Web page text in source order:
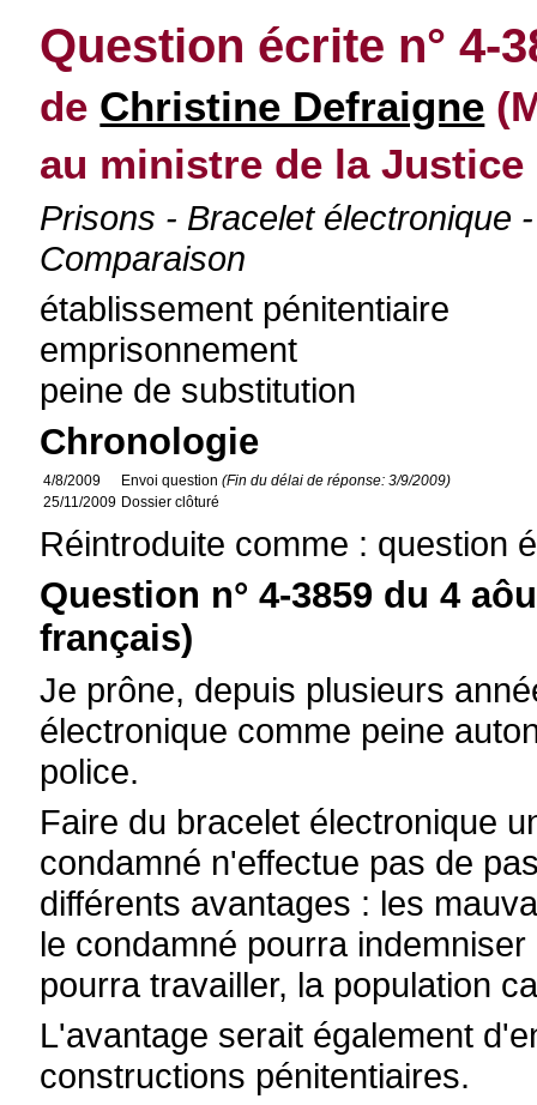
Question écrite n° 4-
de Christine Defraigne
au ministre de la Justice
Prisons - Bracelet électronique
Comparaison
établissement pénitentiaire
emprisonnement
peine de substitution
Chronologie
4/8/2009 Envoi question(Fin du délai de réponse: 3/9/2009)
25/11/2009 Dossier clôturé
Réintroduite comme : question
Question n° 4-3859 du 4
français)
Je prône, depuis plusieurs
électronique comme peine
police.
Faire du bracelet électronique
condamné n'effectue pas de
différents avantages : les
le condamné pourra
pourra travailler, la population
L'avantage serait également
constructions pénitentiaires.